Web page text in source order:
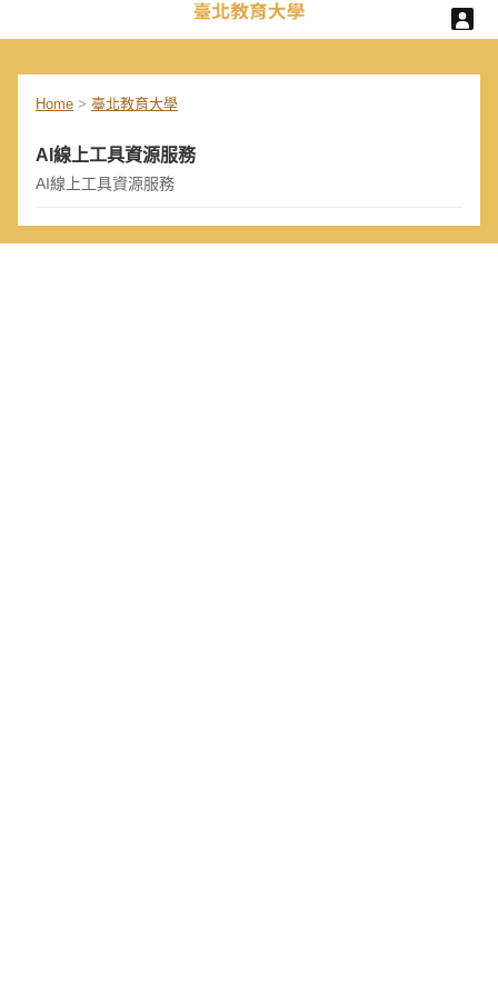
Home > 臺北教育大學
AI線上工具資源服務
AI線上工具資源服務